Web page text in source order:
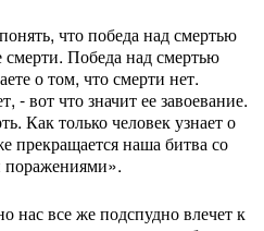
что победа над смертью
смерти. Победа над смертью
о том, что смерти нет.
- вот что значит ее завоевание.
Как только человек узнает о
прекращается наша битва со
поражениями».
нас все же подспудно влечет к